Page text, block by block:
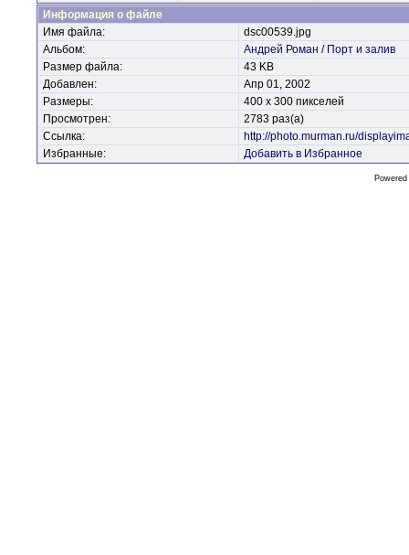
Информация о файле
Имя файла:
dsc00539.jpg
Альбом:
Андрей Роман / Порт и залив
Размер файла:
43 KB
Добавлен:
Апр 01, 2002
Размеры:
400 x 300 пикселей
Просмотрен:
2783 раз(а)
Ссылка:
http://photo.murman.ru/
Избранные:
Добавить в Избранное